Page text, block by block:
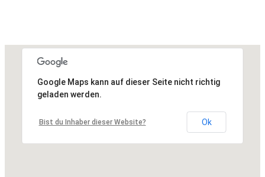
Google Maps kann auf dieser Seite nicht richtig
geladen werden.
Bist du Inhaber dieser Website? Ok